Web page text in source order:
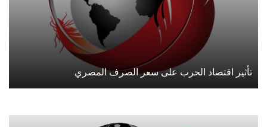
تأثير اقتصاد الحرب على سعر الصرف المصري